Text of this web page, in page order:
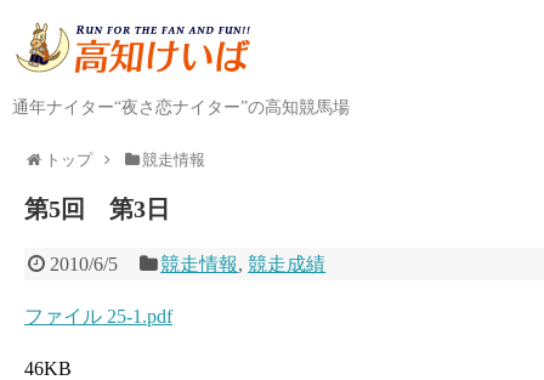
通年ナイター“夜さ恋ナイター”の高知競馬場
トップ 競走情報
第5回 第3日
2010/6/5 競走情報,競走成績
ファイル 25-1.pdf
46KB